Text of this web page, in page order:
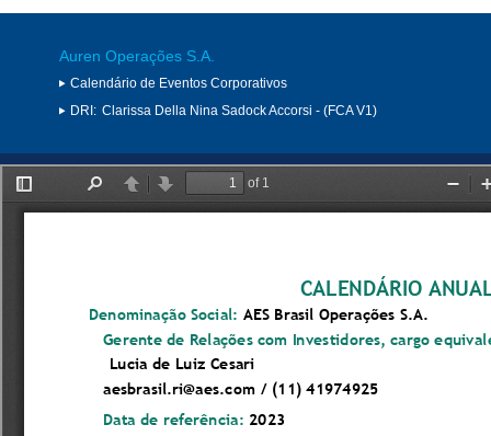
Auren Operações S.A.
Calendário de Eventos Corporativos
DRI: Clarissa Della Nina Sadock Accorsi - (FCA V1)